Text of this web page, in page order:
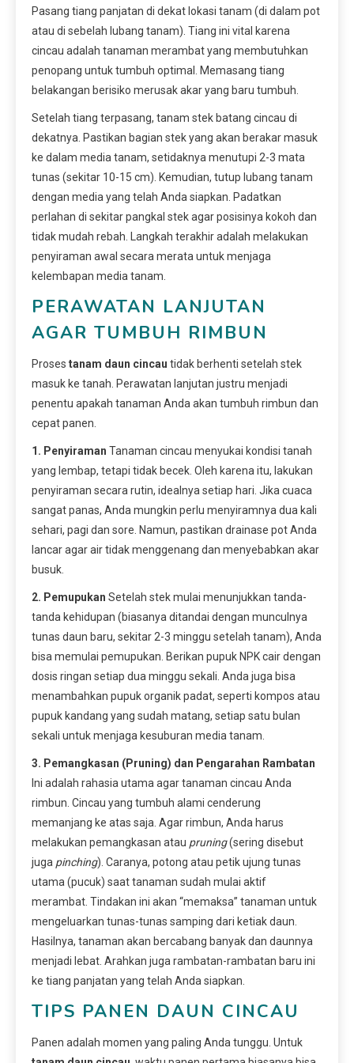
Pasang tiang panjatan di dekat lokasi tanam (di dalam pot
atau di sebelah lubang tanam). Tiang ini vital karena
cincau adalah tanaman merambat yang membutuhkan
penopang untuk tumbuh optimal. Memasang tiang
belakangan berisiko merusak akar yang baru tumbuh.
Setelah tiang terpasang, tanam stek batang cincau di
dekatnya. Pastikan bagian stek yang akan berakar masuk
ke dalam media tanam, setidaknya menutupi 2-3 mata
tunas (sekitar 10-15 cm). Kemudian, tutup lubang tanam
dengan media yang telah Anda siapkan. Padatkan
perlahan di sekitar pangkal stek agar posisinya kokoh dan
tidak mudah rebah. Langkah terakhir adalah melakukan
penyiraman awal secara merata untuk menjaga
kelembapan media tanam.
PERAWATAN LANJUTAN
AGAR TUMBUH RIMBUN
Proses tanam daun cincau tidak berhenti setelah stek
masuk ke tanah. Perawatan lanjutan justru menjadi
penentu apakah tanaman Anda akan tumbuh rimbun dan
cepat panen.
1. Penyiraman Tanaman cincau menyukai kondisi tanah
yang lembap, tetapi tidak becek. Oleh karena itu, lakukan
penyiraman secara rutin, idealnya setiap hari. Jika cuaca
sangat panas, Anda mungkin perlu menyiramnya dua kali
sehari, pagi dan sore. Namun, pastikan drainase pot Anda
lancar agar air tidak menggenang dan menyebabkan akar
busuk.
2. Pemupukan Setelah stek mulai menunjukkan tanda-
tanda kehidupan (biasanya ditandai dengan munculnya
tunas daun baru, sekitar 2-3 minggu setelah tanam), Anda
bisa memulai pemupukan. Berikan pupuk NPK cair dengan
dosis ringan setiap dua minggu sekali. Anda juga bisa
menambahkan pupuk organik padat, seperti kompos atau
pupuk kandang yang sudah matang, setiap satu bulan
sekali untuk menjaga kesuburan media tanam.
3. Pemangkasan (Pruning) dan Pengarahan Rambatan
Ini adalah rahasia utama agar tanaman cincau Anda
rimbun. Cincau yang tumbuh alami cenderung
memanjang ke atas saja. Agar rimbun, Anda harus
melakukan pemangkasan atau pruning(sering disebut
juga pinching). Caranya, potong atau petik ujung tunas
utama (pucuk) saat tanaman sudah mulai aktif
merambat. Tindakan ini akan “memaksa” tanaman untuk
mengeluarkan tunas-tunas samping dari ketiak daun.
Hasilnya, tanaman akan bercabang banyak dan daunnya
menjadi lebat. Arahkan juga rambatan-rambatan baru ini
ke tiang panjatan yang telah Anda siapkan.
TIPS PANEN DAUN CINCAU
Panen adalah momen yang paling Anda tunggu. Untuk